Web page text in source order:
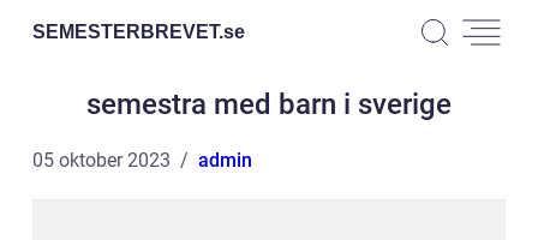
SEMESTERBREVET.se
semestra med barn i sverige
05 oktober 2023 admin